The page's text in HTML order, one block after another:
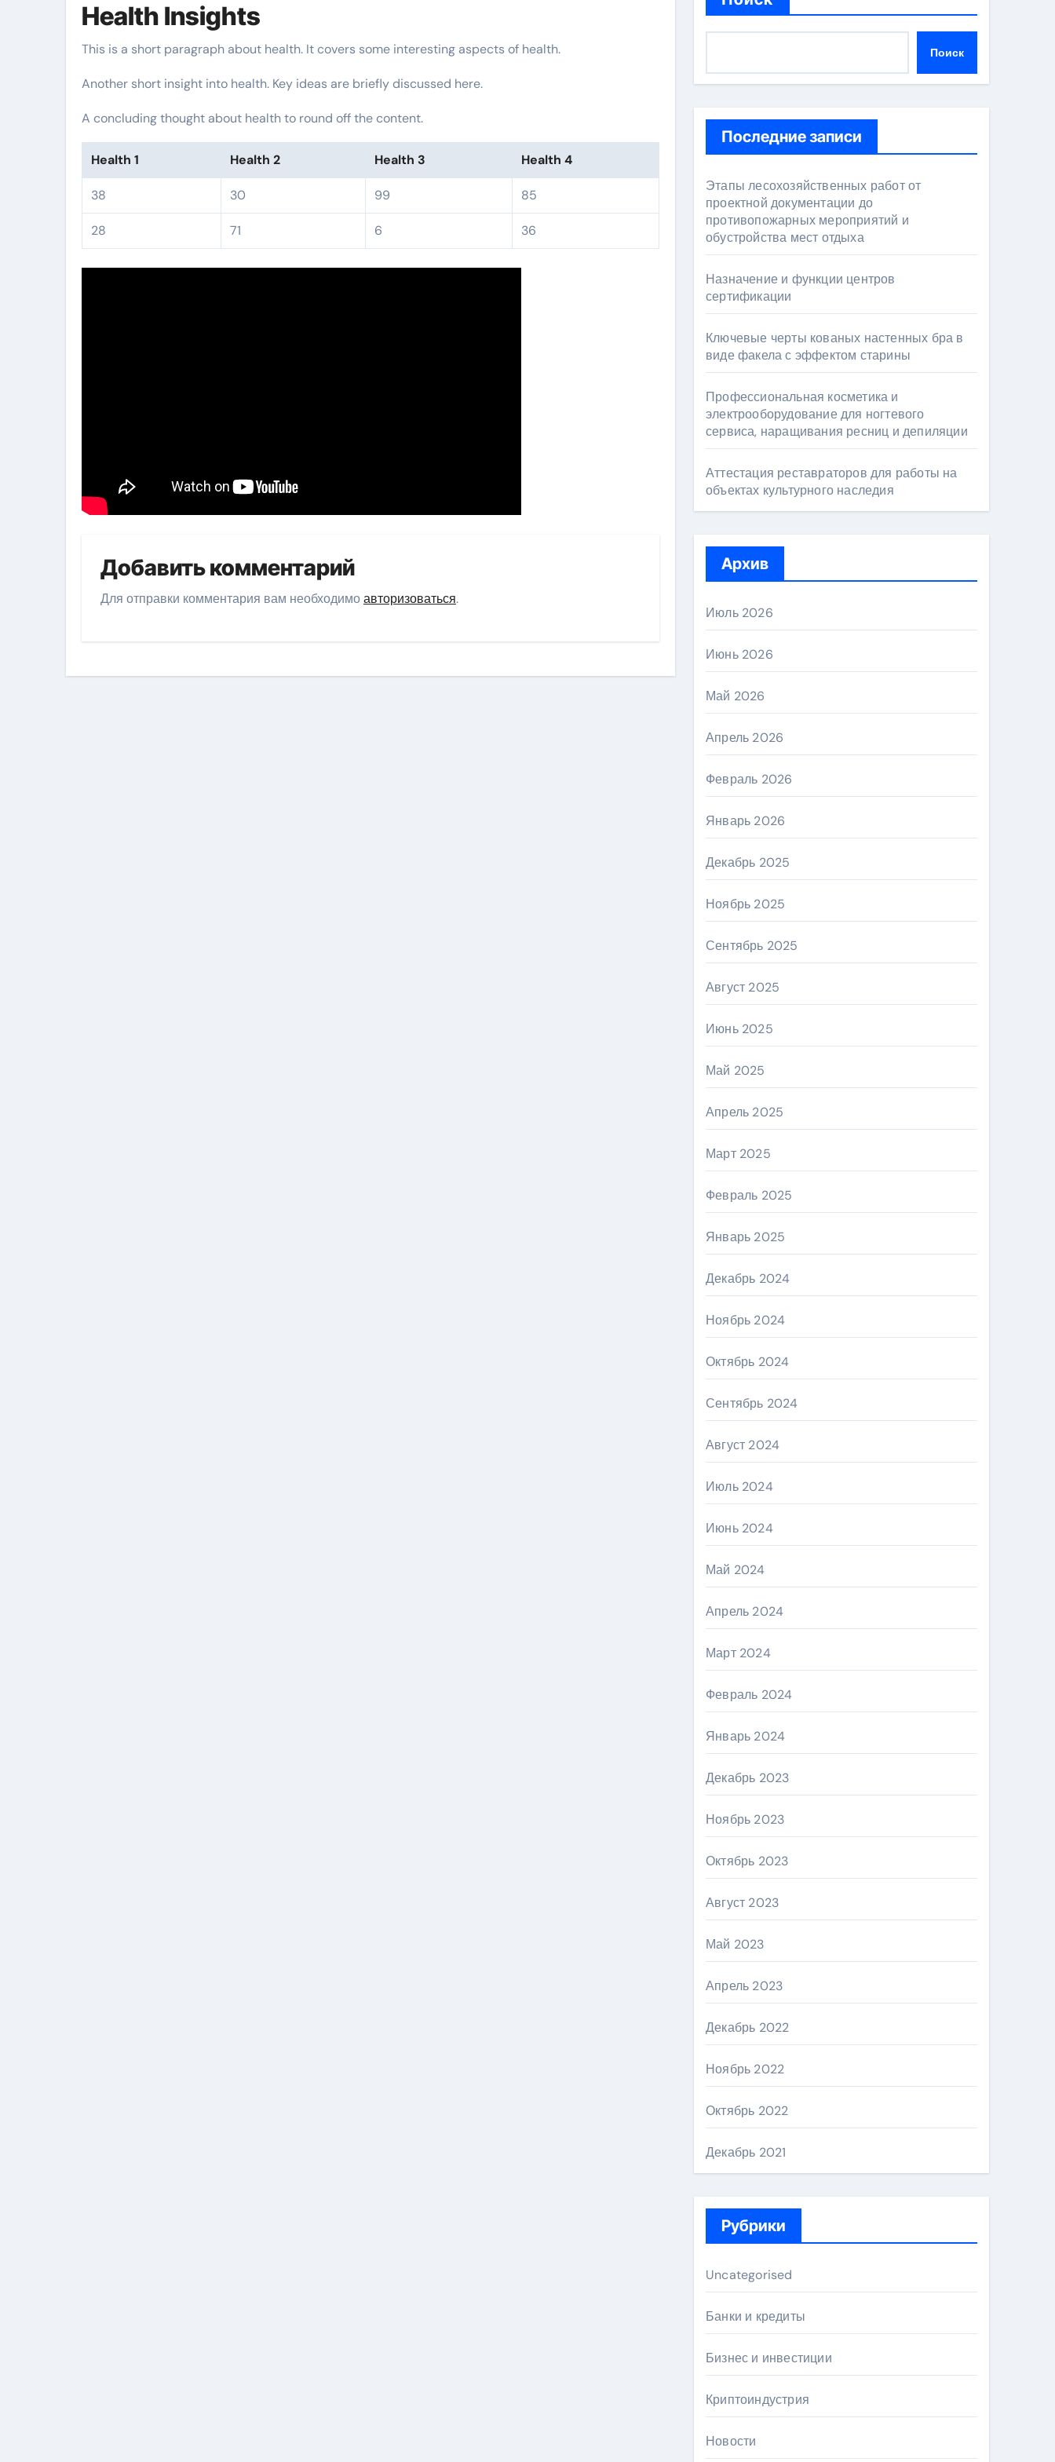
Health Insights
This is a short paragraph about health. It covers some interesting aspects of health.
Another short insight into health. Key ideas are briefly discussed here.
A concluding thought about health to round off the content.
Health 1 Health 2 Health 3 Health 4
38 30 99 85
28 71 6 36
Добавить комментарий
Для отправки комментария вам необходимоавторизоваться.
Поиск
Последние записи
Этапы лесохозяйственных работ от
проектной документации до
противопожарных мероприятий и
обустройства мест отдыха
Назначение и функции центров
сертификации
Ключевые черты кованых настенных бра в
виде факела с эффектом старины
Профессиональная косметика и
электрооборудование для ногтевого
сервиса, наращивания ресниц и депиляции
Аттестация реставраторов для работы на
объектах культурного наследия
Архив
Июль 2026
Июнь 2026
Май 2026
Апрель 2026
Февраль 2026
Январь 2026
Декабрь 2025
Ноябрь 2025
Сентябрь 2025
Август 2025
Июнь 2025
Май 2025
Апрель 2025
Март 2025
Февраль 2025
Январь 2025
Декабрь 2024
Ноябрь 2024
Октябрь 2024
Сентябрь 2024
Август 2024
Июль 2024
Июнь 2024
Май 2024
Апрель 2024
Март 2024
Февраль 2024
Январь 2024
Декабрь 2023
Ноябрь 2023
Октябрь 2023
Август 2023
Май 2023
Апрель 2023
Декабрь 2022
Ноябрь 2022
Октябрь 2022
Декабрь 2021
Рубрики
Uncategorised
Банки и кредиты
Бизнес и инвестиции
Криптоиндустрия
Новости